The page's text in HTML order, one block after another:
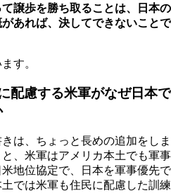
譲歩を勝ち取ることは、日本の
あれば、決してできないことで
す。
配慮する米軍がなぜ日本で
は、ちょっと長めの追加をしま
、米軍はアメリカ本土でも軍事
地位協定で、日本を軍事優先で
では米軍も住民に配慮した訓練